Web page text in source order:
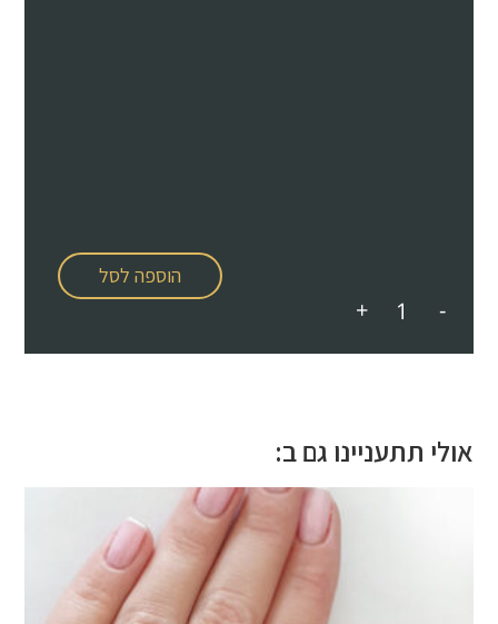
-
+
הוספה לסל
אולי תתעניינו גם ב: